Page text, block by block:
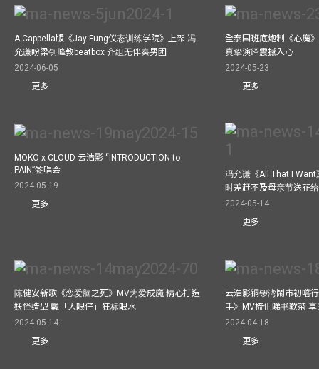
A Cappella版《Jay Fung仪态训练学院》上架 冯
允谦盼梁钊峰教beatbox 齐组无伴奏男团
2024-06-05
更多
全泰国班底炮制《心魔
真挚演绎震撼入心
2024-05-23
更多
MOKO x CLOUD 云浩影 “INTRODUCTION to
PAIN”签唱会
2024-05-19
更多
冯允谦《All That I
时差赶不及母亲节送花
2024-05-14
更多
陈健安新歌《恋爱脑之死》MV为爱成魔 精心打造
妖怪造型 戴「大眼仔」狂标眼水
2024-05-14
更多
云浩影铜锣湾鬧市初嚐
手》MV梳化睇书歎茶
2024-04-18
更多